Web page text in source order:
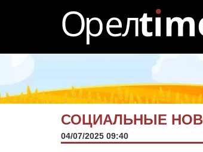
СОЦИАЛЬНЫЕ
04/07/2025 09:40